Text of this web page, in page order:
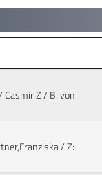
Casmir Z/ B: von
/ Z: